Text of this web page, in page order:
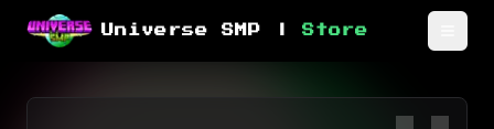
Universe SMP | Store